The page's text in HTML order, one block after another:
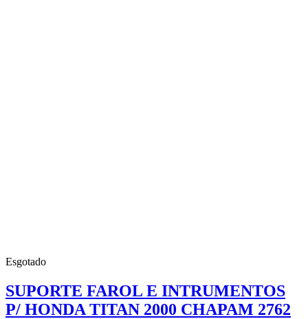
Esgotado
SUPORTE FAROL E INTRUMENTOS
P/ HONDA TITAN 2000 CHAPAM 2762